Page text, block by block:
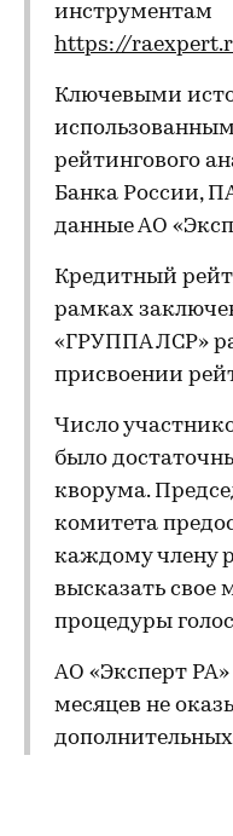
инструментам
https://
Ключевыми
рейтингового
Банка России,
данные АО
Кредитный
рамках
«ГРУППА ЛСР»
присвоении
Число
было
кворума.
комитета
каждому члену
высказать свое
процедуры
АО «Эксперт РА»
месяцев не
дополнительных